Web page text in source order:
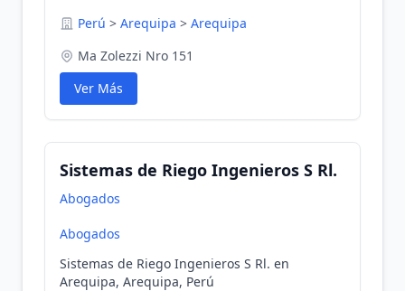
Perú > Arequipa > Arequipa
Ma Zolezzi Nro 151
Ver Más
Sistemas de Riego Ingenieros S Rl.
Abogados
Abogados
Sistemas de Riego Ingenieros S Rl. en
Arequipa, Arequipa, Perú